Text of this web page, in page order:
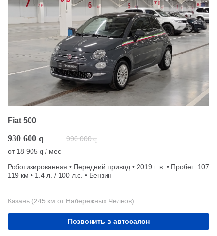
Fiat 500
930 600 q 990 000 q
от 18 905 q / мес.
Роботизированная • Передний привод • 2019 г. в. • Пробег: 107
119 км • 1.4 л. / 100 л.с. • Бензин
Казань (245 км от Набережных Челнов)
Позвонить в автосалон